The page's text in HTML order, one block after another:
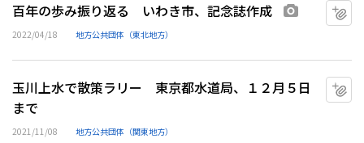
百年の歩み振り返る いわき市、記念誌作成 画像あり
2022/04/18 地方公共団体（東北地方）
玉川上水で散策ラリー 東京都水道局、１２月５日
まで
2021/11/08 地方公共団体（関東地方）